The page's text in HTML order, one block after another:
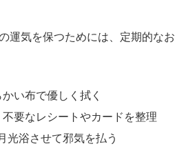
運気を保つためには、定期的なお
い布で優しく拭く
不要なレシートやカードを整理
光浴させて邪気を払う